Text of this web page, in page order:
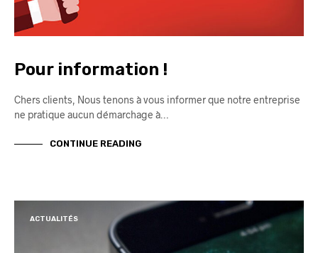
Pour information !
Chers clients, Nous tenons à vous informer que notre entreprise
ne pratique aucun démarchage à…
CONTINUE READING
ACTUALITÉS